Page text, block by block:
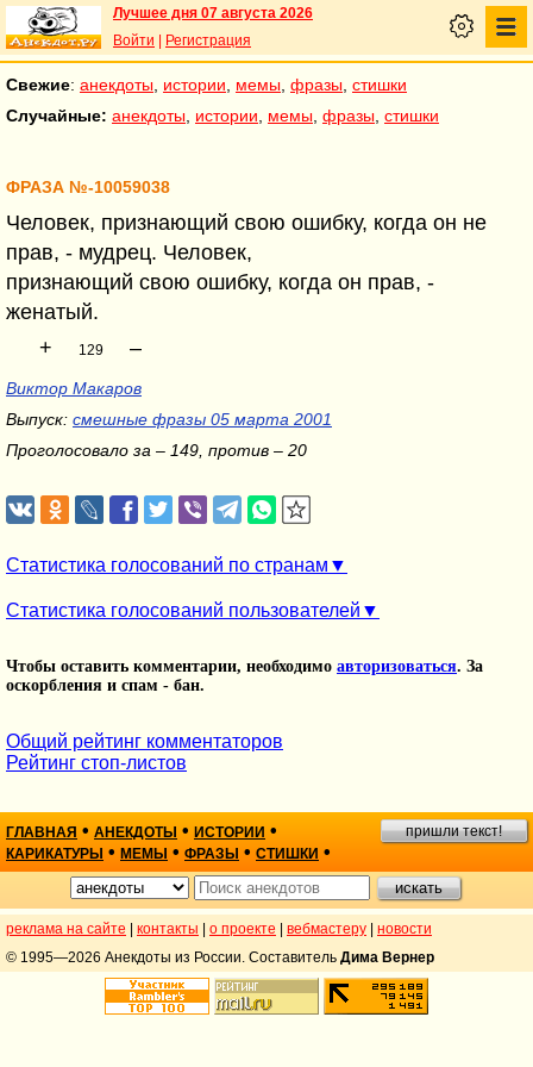
Лучшее дня 07 августа 2026
Войти
Регистрация
Свежие: анекдоты истории мемы фразы стишки
Случайные: анекдоты истории мемы фразы стишки
ФРАЗА №-10059038
Человек, признающий свою ошибку, когда он не
прав, - мудрец. Человек,
признающий свою ошибку, когда он прав, -
женатый.
+
129 –
Виктор Макаров
Выпуск: смешные фразы 05 марта 2001
Проголосовало за – 149, против – 20
Статистика голосований по странам
Статистика голосований пользователей
Чтобы оставить комментарии, необходимо авторизоваться. За
оскорбления и спам - бан.
Общий рейтинг комментаторов
Рейтинг стоп-листов
ГЛАВНАЯ • АНЕКДОТЫ • ИСТОРИИ •
КАРИКАТУРЫ • МЕМЫ • ФРАЗЫ • СТИШКИ •
пришли текст!
реклама на сайте контакты о проекте вебмастеру
новости
© 1995—2026 Анекдоты из России. Составитель Дима Вернер